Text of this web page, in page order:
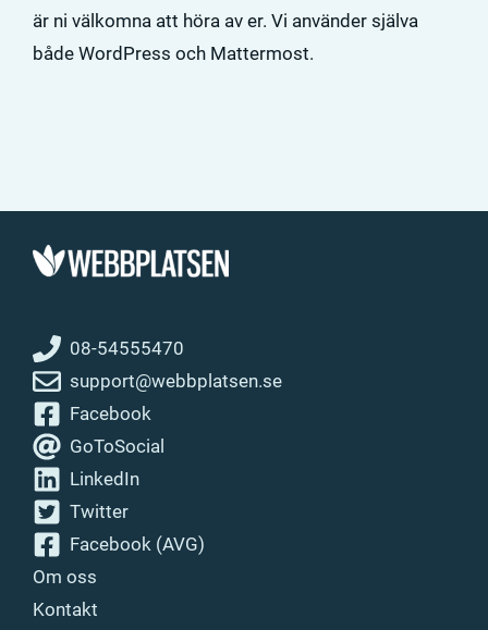
är ni välkomna att höra av er. Vi använder själva
både WordPress och Mattermost.
08-54555470
support@webbplatsen.se
Facebook
GoToSocial
LinkedIn
Twitter
Facebook (AVG)
Om oss
Kontakt